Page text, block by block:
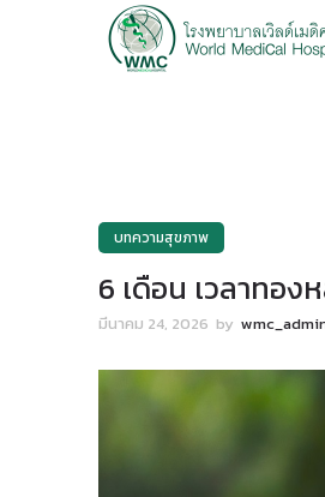
บทความสุขภาพ
6 เดือน เวลาทอ
มีนาคม 24, 2026 by